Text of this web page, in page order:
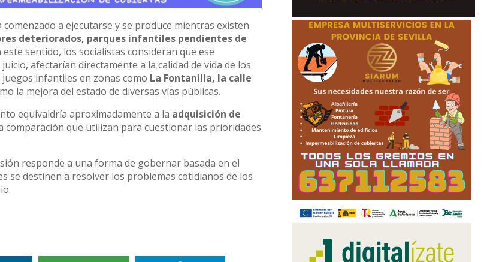
a ejecutarse y se produce mientras existen
deteriorados, parques infantiles pendientes de
este sentido, los socialistas consideran que ese
afectarían directamente a la calidad de vida de los
infantiles en zonas como La Fontanilla, la calle
la mejora del estado de diversas vías públicas.
equivaldría aproximadamente a la adquisición de
comparación que utilizan para cuestionar las prioridades
responde a una forma de gobernar basada en el
se destinen a resolver los problemas cotidianos de los